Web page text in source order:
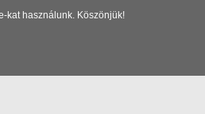
kat használunk. Köszönjük!